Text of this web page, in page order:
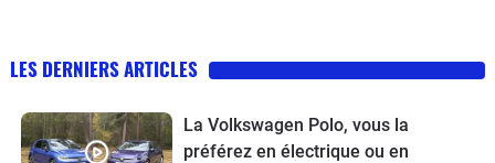
LES DERNIERS ARTICLES
La Volkswagen Polo, vous la
préférez en électrique ou en